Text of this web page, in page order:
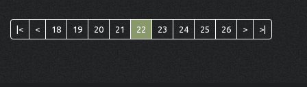
|< < 18 19 20 21 22 23 24 25 26 > >|